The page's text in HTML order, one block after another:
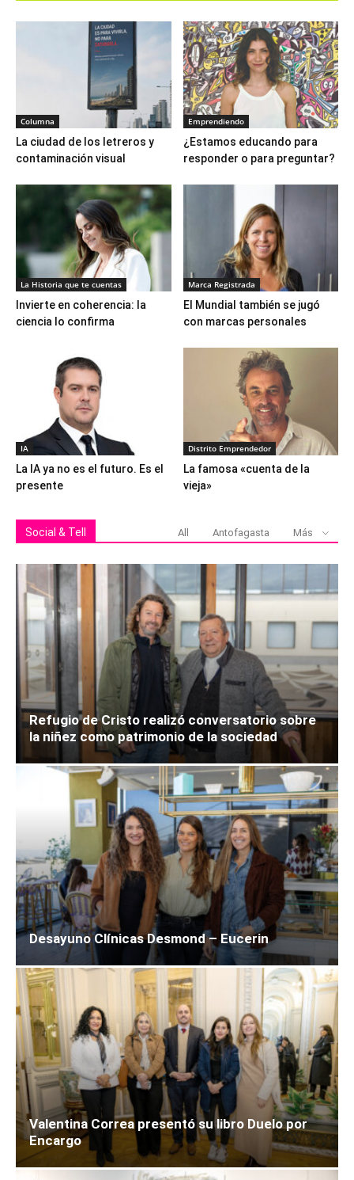
Columna
La ciudad de los letreros y
contaminación visual
Emprendiendo
¿Estamos educando para
responder o para preguntar?
La Historia que te cuentas
Invierte en coherencia: la
ciencia lo confirma
Marca Registrada
El Mundial también se jugó
con marcas personales
IA
La IA ya no es el futuro. Es el
presente
Distrito Emprendedor
La famosa «cuenta de la
vieja»
Social & Tell All Antofagasta Más
Refugio de Cristo realizó conversatorio sobre
la niñez como patrimonio de la sociedad
Desayuno Clínicas Desmond – Eucerin
Valentina Correa presentó su libro Duelo por
Encargo